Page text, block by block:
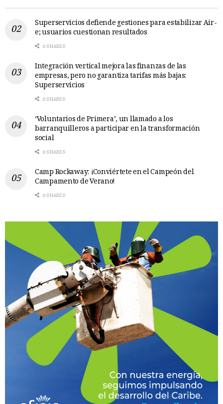
Superservicios defiende gestiones para estabilizar Air-
e; usuarios cuestionan resultados
0 SHARES
Integración vertical mejora las finanzas de las
empresas, pero no garantiza tarifas más bajas:
Superservicios
0 SHARES
‘Voluntarios de Primera’, un llamado a los
barranquilleros a participar en la transformación
social
0 SHARES
Camp Rockaway: ¡Conviértete en el Campeón del
Campamento de Verano!
0 SHARES